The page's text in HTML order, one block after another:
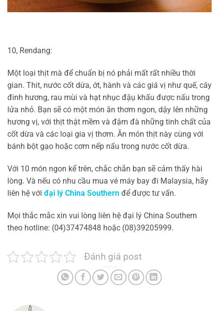
10, Rendang:
Một loại thịt mà để chuẩn bị nó phải mất rất nhiều thời
gian. Thit, nước cốt dừa, ớt, hành và các giá vị như quế, cây
đinh hương, rau mùi và hạt nhục đậụ khấu được nấu trong
lửa nhỏ. Bạn sẽ có một món ăn thơm ngon, dậy lên những
hương vị, với thịt thật mềm và đậm đà những tinh chất của
cốt dừa và các loại gia vị thơm. Ăn món thịt này cùng với
bánh bột gạo hoặc cơm nếp nấu trong nước cốt dừa.
Với 10 món ngon kể trên, chắc chắn bạn sẽ cảm thấy hài
lòng. Và nếu có nhu cầu mua vé máy bay đi Malaysia, hãy
liên hệ với đại lý China Southern để được tư vấn.
Mọi thắc mắc xin vui lòng liên hệ đại lý China Southern
theo hotline: (04)37474848 hoặc (08)39205999.
Đánh giá post